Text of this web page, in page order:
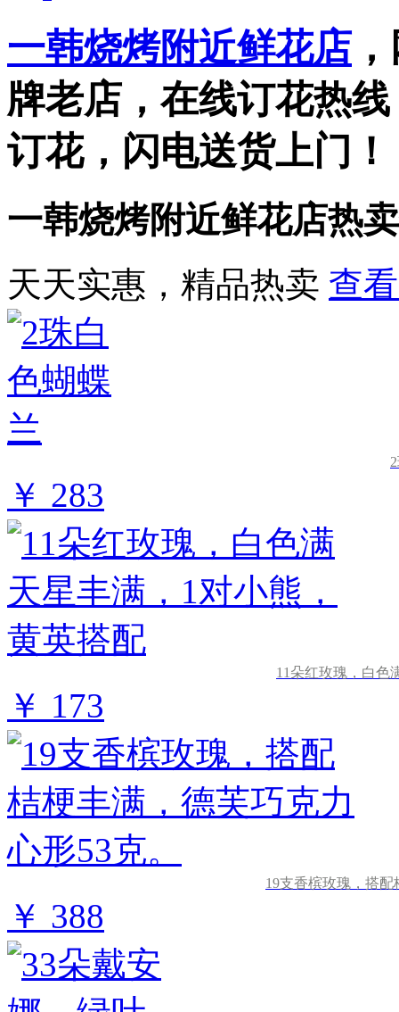
一韩烧烤附近鲜花店
牌老店，在线订花热线
订花，闪电送货上门！
一韩烧烤附近鲜花店热
天天实惠，精品热卖 查
￥ 283
11朵红玫瑰，白色
￥ 173
19支香槟玫瑰，搭
￥ 388